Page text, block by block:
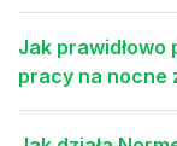
Jak
pracy na nocne